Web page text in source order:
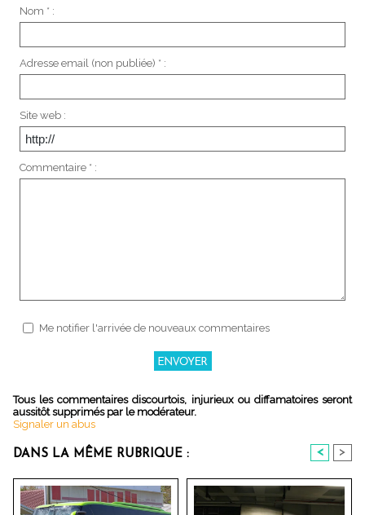
Nom * :
Adresse email (non publiée) * :
Site web :
Commentaire * :
Me notifier l'arrivée de nouveaux commentaires
Tous les commentaires discourtois, injurieux ou diffamatoires seront
aussitôt supprimés par le modérateur.
Signaler un abus
DANS LA MÊME RUBRIQUE : < >